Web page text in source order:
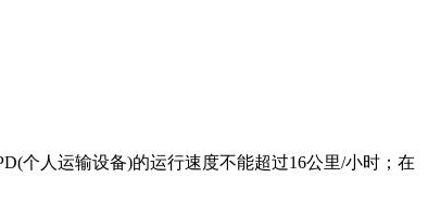
个人运输设备)的运行速度不能超过16公里/小时；在